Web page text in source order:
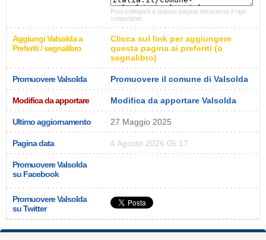
Puoi collegarti a questa pagina attraverso il rigo
sottostante.
Aggiungi Valsolda a
Preferiti / segnalibro
Clicca sul link per aggiungere
questa pagina ai preferiti (o
segnalibro)
Promuovere Valsolda Promuovere il comune di Valsolda
Modifica da apportare Modifica da apportare Valsolda
Ultimo aggiornamento 27 Maggio 2025
Pagina data 4 Agosto 2026 05:17
Promuovere Valsolda
su Facebook
Promuovere Valsolda
su Twitter